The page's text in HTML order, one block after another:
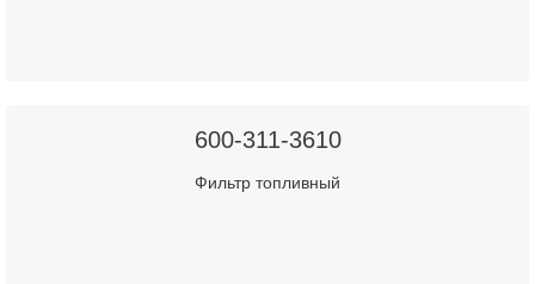
600-311-3610
Фильтр топливный